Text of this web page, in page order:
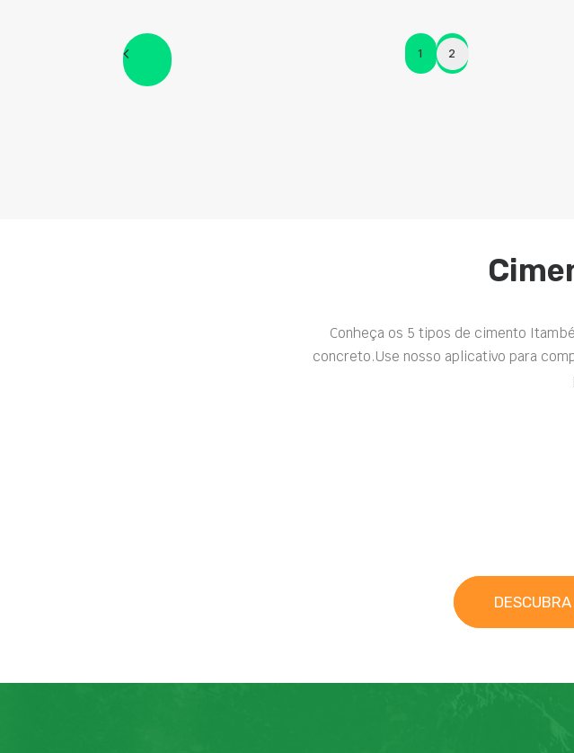
1 2
Conheça os 5 tipos de cimento
concreto.Use nosso aplicativo para